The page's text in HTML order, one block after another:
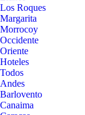
Los Roques
Margarita
Morrocoy
Occidente
Oriente
Hoteles
Todos
Andes
Barlovento
Canaima